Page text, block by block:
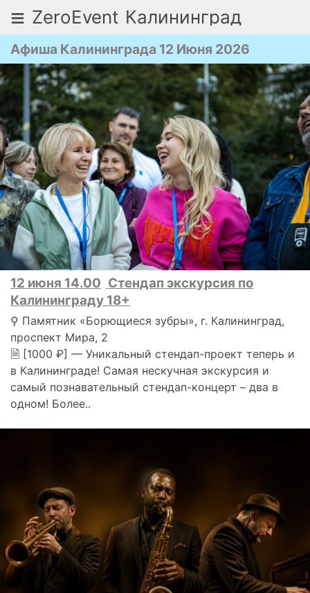
≡ ZeroEvent Калининград
Афиша Калининграда 12 Июня 2026
12 июня 14.00 Стендап экскурсия по
Калининграду 18+
⚲ Памятник «Борющиеся зубры», г. Калининград,
проспект Мира, 2
🗎 [1000 ₽] — Уникальный стендап-проект теперь и
в Калининграде! Самая нескучная экскурсия и
самый познавательный стендап-концерт – два в
одном! Более..